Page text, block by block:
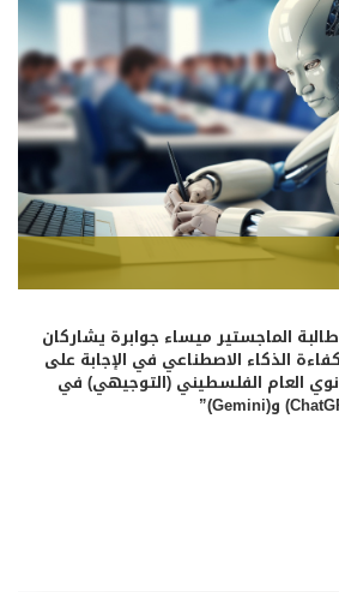
الماجستير ميساء جوابرة يشاركان
الذكاء الاصطناعي في الإجابة على
العام الفلسطيني (التوجيهي) في